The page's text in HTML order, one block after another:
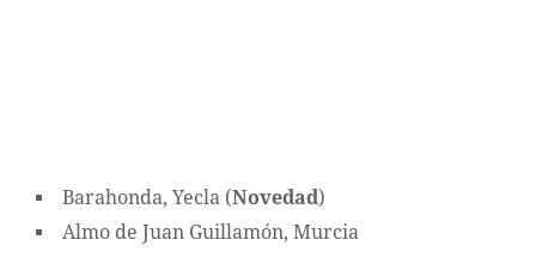
Barahonda, Yecla (Novedad)
Almo de Juan Guillamón, Murcia